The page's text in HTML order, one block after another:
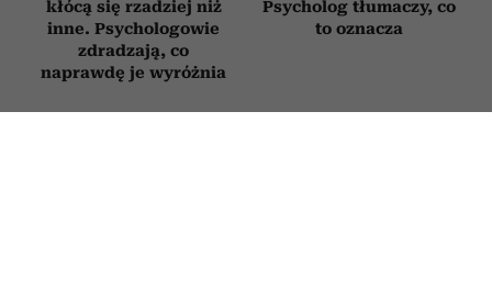
kłócą się rzadziej niż
inne. Psychologowie
zdradzają, co
naprawdę je wyróżnia
Psycholog tłumaczy, co
to oznacza